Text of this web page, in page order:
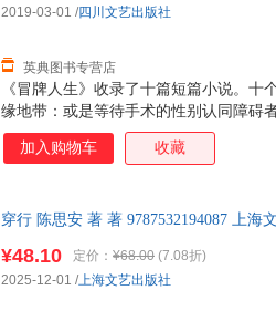
《冒牌人生》收录了十篇短篇小说。
缘地带：或是等待手术的性别认同障碍
于流浪生活的地铁游侠……无论是表面
缺的重要部分。故事内容充满戏剧性，
英典图书专营店
2019-03-01 /四川文艺出版社
加入购物车 收藏
穿行 陈思安 著 著 9787532194087 上
¥48.10 定价： ¥68.00 (7.08折)
2025-12-01 /上海文艺出版社